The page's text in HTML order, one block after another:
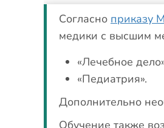
Согласно приказу
медики с высшим
«Лечебное
«Педиатрия».
Дополнительно
Обучение также